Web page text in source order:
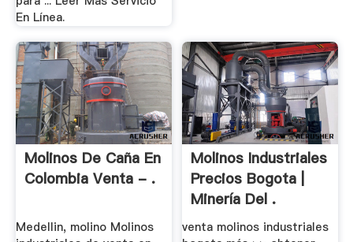
En Línea.
Molinos De Caña En
Colombia Venta - .
Medellin, molino Molinos
Molinos Industriales
Precios Bogota |
Minería Del .
venta molinos industriales